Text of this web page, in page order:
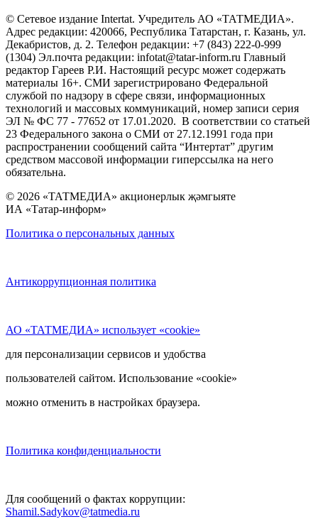
© Сетевое издание Intertat. Учредитель АО «ТАТМЕДИА».
Адрес редакции: 420066, Республика Татарстан, г. Казань, ул.
Декабристов, д. 2. Телефон редакции: +7 (843) 222-0-999
(1304) Эл.почта редакции: infotat@tatar-inform.ru Главный
редактор Гареев Р.И. Настоящий ресурс может содержать
материалы 16+. СМИ зарегистрировано Федеральной
службой по надзору в сфере связи, информационных
технологий и массовых коммуникаций, номер записи серия
ЭЛ № ФС 77 - 77652 от 17.01.2020. В соответствии со статьей
23 Федерального закона о СМИ от 27.12.1991 года при
распространении сообщений сайта “Интертат” другим
средством массовой информации гиперссылка на него
обязательна.
© 2026 «ТАТМЕДИА» акционерлык җәмгыяте
ИА «Татар-информ»
Политика о персональных данных
Антикоррупционная политика
АО «ТАТМЕДИА» использует «cookie»
для персонализации сервисов и удобства
пользователей сайтом. Использование «cookie»
можно отменить в настройках браузера.
Политика конфиденциальности
Для сообщений о фактах коррупции:
Shamil.Sadykov@tatmedia.ru